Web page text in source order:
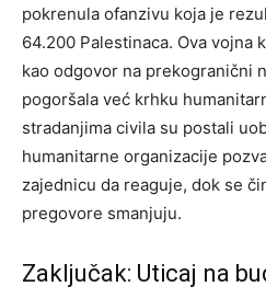
pokrenula ofanzivu koja je
64.200 Palestinaca. Ova vojna
kao odgovor na prekogranični
pogoršala već krhku
stradanjima civila su postali
humanitarne organizacije
zajednicu da reaguje, dok se
pregovore smanjuju.
Zaključak: Uticaj na